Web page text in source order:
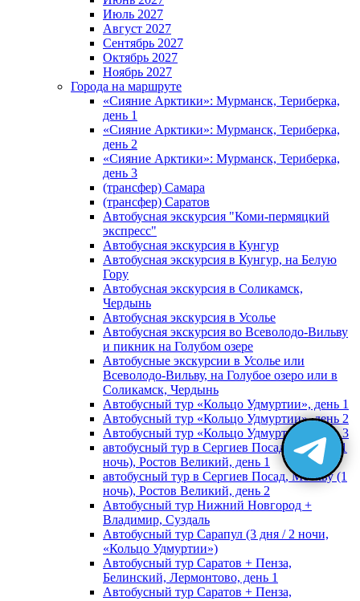
Июль 2027
Август 2027
Сентябрь 2027
Октябрь 2027
Ноябрь 2027
Города на маршруте
«Сияние Арктики»: Мурманск, Териберка,
день 1
«Сияние Арктики»: Мурманск, Териберка,
день 2
«Сияние Арктики»: Мурманск, Териберка,
день 3
(трансфер) Самара
(трансфер) Саратов
Автобусная экскурсия "Коми-пермяцкий
экспресс"
Автобусная экскурсия в Кунгур
Автобусная экскурсия в Кунгур, на Белую
Гору
Автобусная экскурсия в Соликамск,
Чердынь
Автобусная экскурсия в Усолье
Автобусная экскурсия во Всеволодо-Вильву
и пикник на Голубом озере
Автобусные экскурсии в Усолье или
Всеволодо-Вильву, на Голубое озеро или в
Соликамск, Чердынь
Автобусный тур «Кольцо Удмуртии», день 1
Автобусный тур «Кольцо Удмуртии», день 2
Автобусный тур «Кольцо Удмуртии», день 3
автобусный тур в Сергиев Посад, Москву (1
ночь), Ростов Великий, день 1
автобусный тур в Сергиев Посад, Москву (1
ночь), Ростов Великий, день 2
Автобусный тур Нижний Новгород +
Владимир, Суздаль
Автобусный тур Сарапул (3 дня / 2 ночи,
«Кольцо Удмуртии»)
Автобусный тур Саратов + Пенза,
Белинский, Лермонтово, день 1
Автобусный тур Саратов + Пенза,